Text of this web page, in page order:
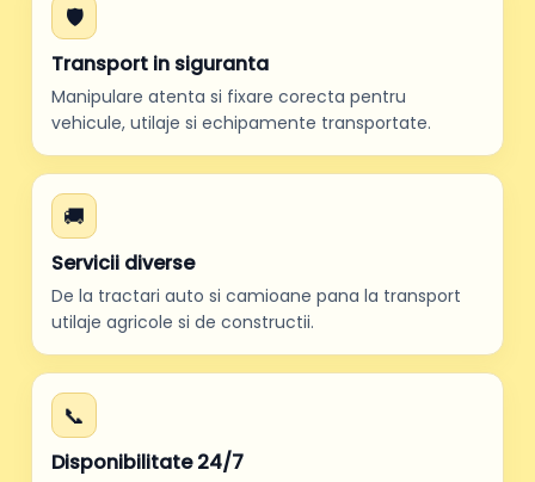
🛡️
Transport in siguranta
Manipulare atenta si fixare corecta pentru
vehicule, utilaje si echipamente transportate.
🚚
Servicii diverse
De la tractari auto si camioane pana la transport
utilaje agricole si de constructii.
📞
Disponibilitate 24/7